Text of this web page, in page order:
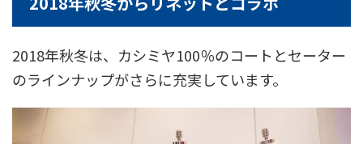
2018年秋冬は、カシミヤ100％のコートとセーター
のラインナップがさらに充実しています。